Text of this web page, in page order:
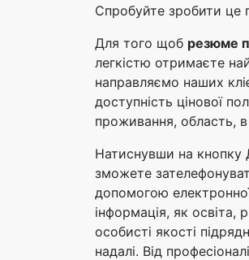
Спробуйте зробити це
Для того щоб резюме
легкістю отримаєте
направляємо наших
доступність цінової
проживання, область,
Натиснувши на кнопку
зможете
допомогою
інформація, як освіта,
особисті якості
надалі. Від